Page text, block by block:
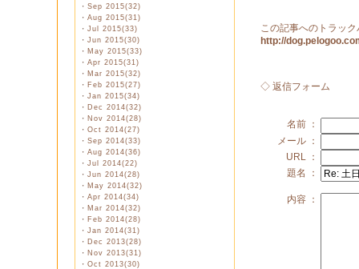
・ Sep 2015(32)
・ Aug 2015(31)
・ Jul 2015(33)
・ Jun 2015(30)
・ May 2015(33)
・ Apr 2015(31)
・ Mar 2015(32)
・ Feb 2015(27)
・ Jan 2015(34)
・ Dec 2014(32)
・ Nov 2014(28)
・ Oct 2014(27)
・ Sep 2014(33)
・ Aug 2014(36)
・ Jul 2014(22)
・ Jun 2014(28)
・ May 2014(32)
・ Apr 2014(34)
・ Mar 2014(32)
・ Feb 2014(28)
・ Jan 2014(31)
・ Dec 2013(28)
・ Nov 2013(31)
・ Oct 2013(30)
この記事へのトラッ
http://
◇ 返信フォーム
名前 ：
メール ：
URL ：
題名 ：
内容 ：